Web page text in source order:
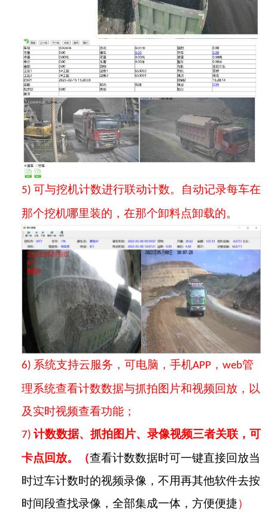
5) 可与挖机计数进行联动计数。自动记录每车在
那个挖机哪里装的，在那个卸料点卸载的。
6) 系统支持云服务，可电脑，手机APP， web管
理系统查看计数数据与抓拍图片和视频回放，以
及实时视频查看功能；
7) 计数数据、 抓拍图片、录像视频三者关联，可
卡点回放。（查看计数数据时可一键直接回放当
时过车计数时的视频录像 ， 不用再其他软件去按
时间段查找录像，全部集成一体，方便便捷）